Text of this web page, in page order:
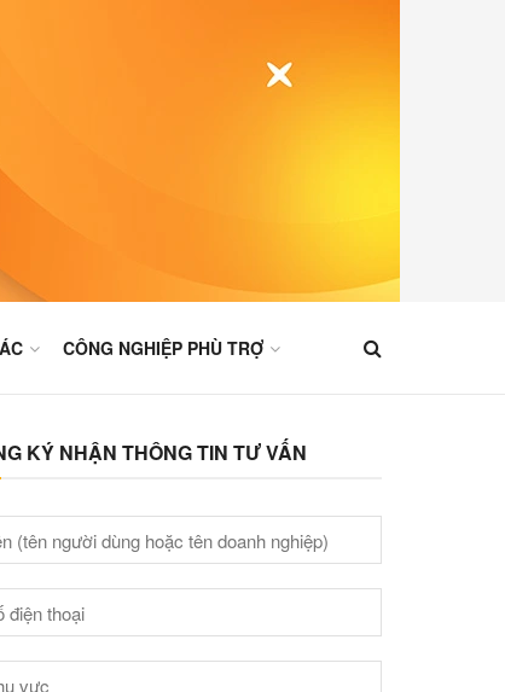
CÔNG NGHIỆP PHÙ TRỢ
KÝ NHẬN THÔNG TIN TƯ VẤN